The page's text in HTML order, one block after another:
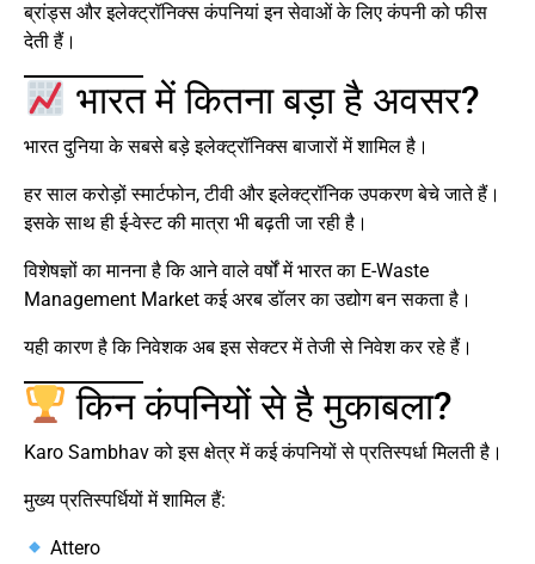
ब्रांड्स और इलेक्ट्रॉनिक्स कंपनियां इन सेवाओं के लिए कंपनी को फीस
देती हैं।
भारत में कितना बड़ा है अवसर?
भारत दुनिया के सबसे बड़े इलेक्ट्रॉनिक्स बाजारों में शामिल है।
हर साल करोड़ों स्मार्टफोन, टीवी और इलेक्ट्रॉनिक उपकरण बेचे जाते हैं।
इसके साथ ही ई-वेस्ट की मात्रा भी बढ़ती जा रही है।
विशेषज्ञों का मानना है कि आने वाले वर्षों में भारत का E-Waste
Management Market कई अरब डॉलर का उद्योग बन सकता है।
यही कारण है कि निवेशक अब इस सेक्टर में तेजी से निवेश कर रहे हैं।
किन कंपनियों से है मुकाबला?
Karo Sambhav को इस क्षेत्र में कई कंपनियों से प्रतिस्पर्धा मिलती है।
मुख्य प्रतिस्पर्धियों में शामिल हैं:
Attero